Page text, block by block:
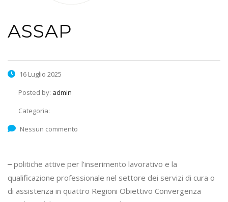
ASSAP
16 Luglio 2025
Posted by: admin
Categoria:
Nessun commento
– politiche attive per l’inserimento lavorativo e la
qualificazione professionale nel settore dei servizi di cura o
di assistenza in quattro Regioni Obiettivo Convergenza